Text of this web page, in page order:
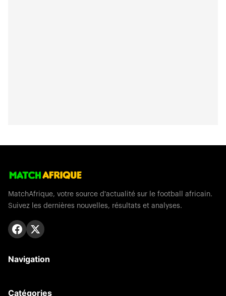
MatchAfrique, votre source d'actualité sur le football africain.
Suivez les dernières nouvelles, résultats et analyses.
Navigation
Catégories